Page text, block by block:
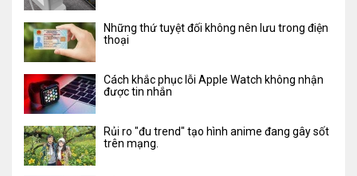
Những thứ tuyệt đối không nên lưu trong điện
thoại
Cách khắc phục lỗi Apple Watch không nhận
được tin nhắn
Rủi ro "đu trend" tạo hình anime đang gây sốt
trên mạng.